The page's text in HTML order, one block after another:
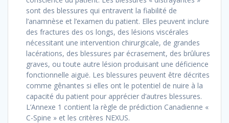
sont des blessures qui entravent la fiabilité de
l’anamnèse et l’examen du patient. Elles peuvent inclure
des fractures des os longs, des lésions viscérales
nécessitant une intervention chirurgicale, de grandes
lacérations, des blessures par écrasement, des brûlures
graves, ou toute autre lésion produisant une déficience
fonctionnelle aiguë. Les blessures peuvent être décrites
comme gênantes si elles ont le potentiel de nuire à la
capacité du patient pour apprécier d’autres blessures.
L’Annexe 1 contient la règle de prédiction Canadienne «
C-Spine » et les critères NEXUS.